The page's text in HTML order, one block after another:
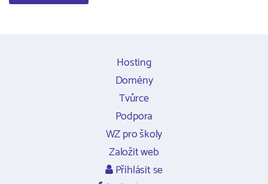
Hosting
Domény
Tvůrce
Podpora
WZ pro školy
Založit web
Přihlásit se